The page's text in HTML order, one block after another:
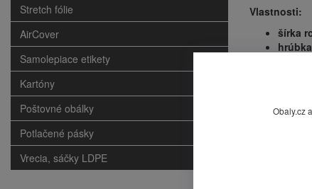
Stretch fólie
AirCover
Samolepiace etikety
Kartóny
Poštovné obálky
Potlačené pásky
Vrecia, sáčky LDPE
Vlastnosti:
šírka
Obaly.cz